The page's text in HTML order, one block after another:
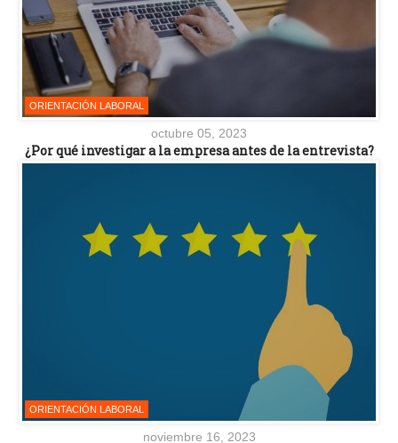
ORIENTACIÓN LABORAL
octubre 05, 2023
¿Por qué investigar a la empresa antes de la entrevista?
ORIENTACIÓN LABORAL
noviembre 16, 2023